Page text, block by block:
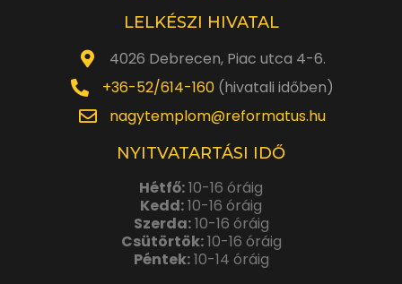
LELKÉSZI HIVATAL
4026 Debrecen, Piac utca 4-6.
+36-52/614-160(hivatali időben)
nagytemplom@reformatus.hu
NYITVATARTÁSI IDŐ
Hétfő:10-16 óráig
Kedd:10-16 óráig
Szerda:10-16 óráig
Csütörtök:10-16 óráig
Péntek:10-14 óráig